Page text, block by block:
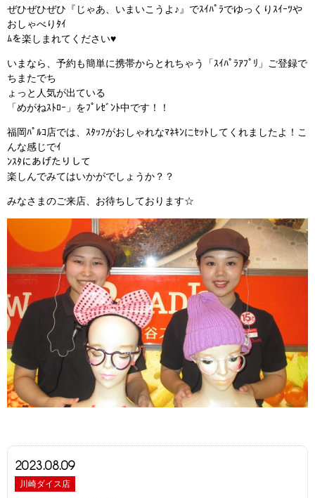
2023.08.09
川崎ダイス店
ぜひぜひぜひ『じゃあ、いまいこうよ♪』でｽｲﾊﾟﾗでゆっくりｽｲｰﾂや
おしゃべりﾀｲ
ﾑを楽しまれてください♥
いまなら、予約も簡単に携帯からとれちゃう「ｽｲﾊﾟﾗｱﾌﾟﾘ」ご登録で
ちまたでち
ょっと人気が出ている
「めがねｽﾄﾛｰ」をﾌﾟﾚｾﾞﾝﾄ中です！！
福岡ﾊﾟﾙｺ店では、ｽﾀｯﾌがおしゃれなﾏﾈｷﾝにｾｯﾄしてくれましたよ！こ
んな感じでｲ
ﾝｽﾀにあげたりして
楽しんでみてはいかがでしょうか？？
みなさまのご来店、お待ちしております☆